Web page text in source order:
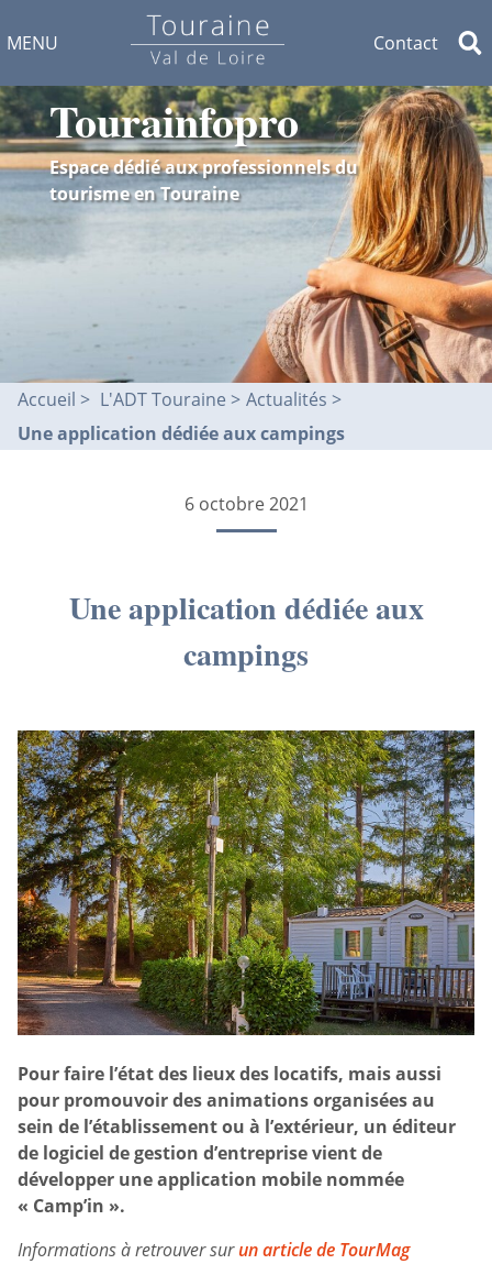
MENU Contact
Tourainfopro
Espace dédié aux professionnels du
tourisme en Touraine
Accueil L'ADT Touraine > Actualités
Une application dédiée aux campings
6 octobre 2021
Une application dédiée aux
campings
Pour faire l’état des lieux des locatifs, mais aussi
pour promouvoir des animations organisées au
sein de l’établissement ou à l’extérieur, un éditeur
de logiciel de gestion d’entreprise vient de
développer une application mobile nommée
« Camp’in ».
Informations à retrouver surun article de TourMag